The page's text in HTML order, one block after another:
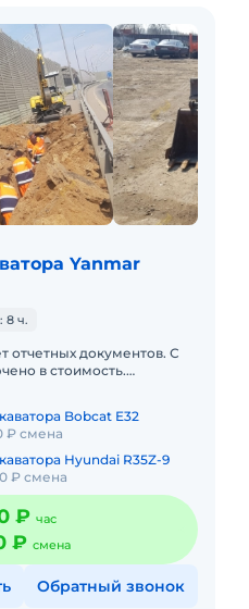
Yanmar
8 ч.
отчетных документов. С
в стоимость.
Bobcat E32
₽ смена
Hyundai R35Z-9
₽ смена
₽ час
₽ смена
Обратный звонок